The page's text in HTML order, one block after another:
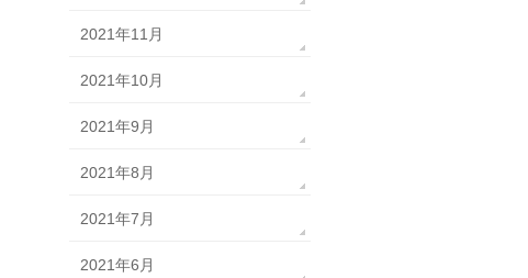
2021年11月
2021年10月
2021年9月
2021年8月
2021年7月
2021年6月